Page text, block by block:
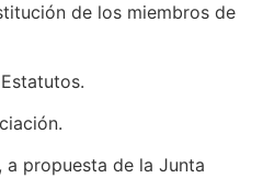
de los miembros de
propuesta de la Junta